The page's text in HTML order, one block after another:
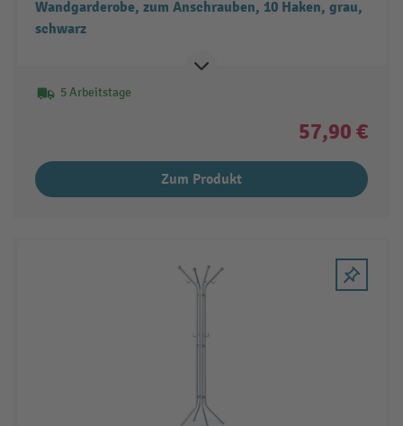
Wandgarderobe, zum Anschrauben, 10 Haken, grau,
schwarz
5 Arbeitstage
57,90 €
Zum Produkt